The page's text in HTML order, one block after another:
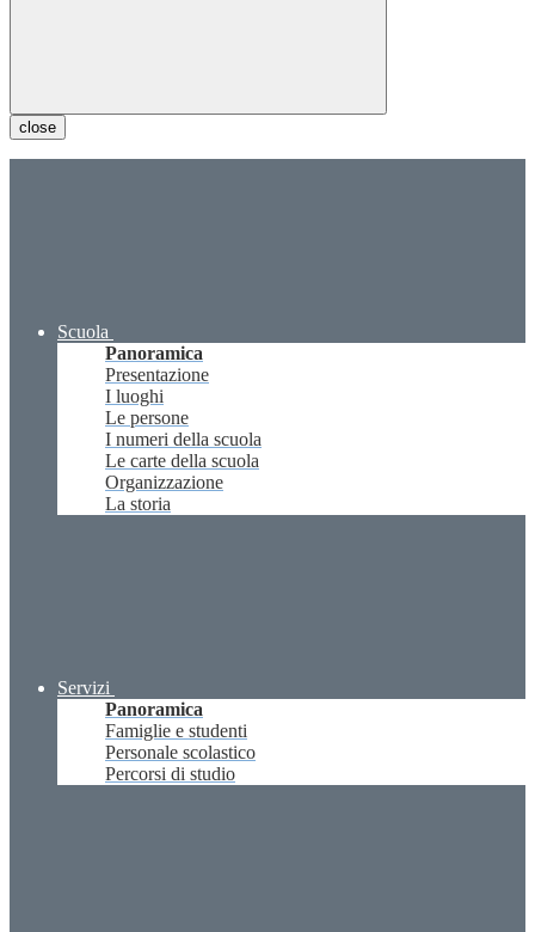
close
Scuola
Panoramica
Presentazione
I luoghi
Le persone
I numeri della scuola
Le carte della scuola
Organizzazione
La storia
Servizi
Panoramica
Famiglie e studenti
Personale scolastico
Percorsi di studio